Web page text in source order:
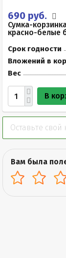
690 руб.
Сумка-
красно-белые
Срок годности
Вложений в
Вес
В
Вам была